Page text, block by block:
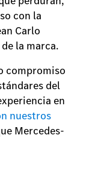
con la
Carlo
la marca.
compromiso
del
en
nuestros
Mercedes-